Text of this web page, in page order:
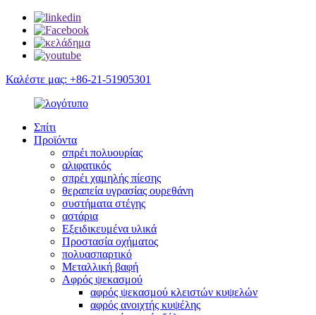
Καλέστε μας: +86-21-51905301
Σπίτι
Προϊόντα
σπρέι πολυουρίας
αλιφατικός
σπρέι χαμηλής πίεσης
θεραπεία υγρασίας ουρεθάνη
συστήματα στέγης
αστάρια
Εξειδικευμένα υλικά
Προστασία οχήματος
πολυασπαρτικό
Μεταλλική βαφή
Αφρός ψεκασμού
αφρός ψεκασμού κλειστών κυψελών
αφρός ανοιχτής κυψέλης